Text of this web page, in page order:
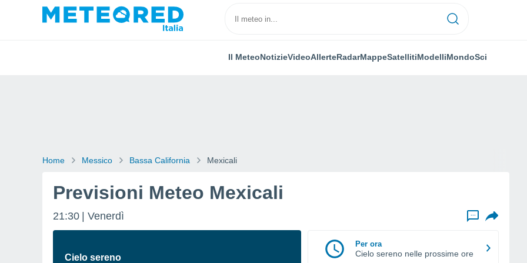
Il MeteoNotizieVideoAllerteRadarMappeSatellitiModelliMondoSci
Home Messico Bassa California Mexicali
Previsioni Meteo Mexicali
21:30 Venerdì ...
Cielo sereno
Per ora
Cielo sereno nelle prossime ore